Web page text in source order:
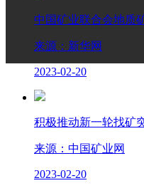
中国矿业联合会地质
来源：新华网
2023-02-20
积极推动新一轮找矿
来源：中国矿业网
2023-02-20